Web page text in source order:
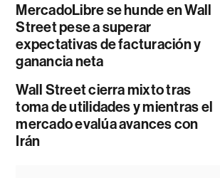
MercadoLibre se hunde en Wall
Street pese a superar
expectativas de facturación y
ganancia neta
Wall Street cierra mixto tras
toma de utilidades y mientras el
mercado evalúa avances con
Irán